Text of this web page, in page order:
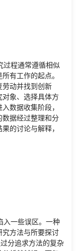
程通常遵循相似
有工作的起点。
劳动并找到创新
象、选择具体方
数据收集阶段，
数据经过整理和分
的讨论与解释，
一些误区。一种
究方法与所要探讨
分追求方法的复杂